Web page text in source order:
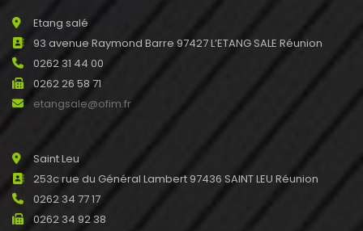
Etang salé
93 avenue Raymond Barre 97427 L’ETANG SALE Réunion
0262 31 44 00
0262 26 58 71
etangsale@ofim.fr
Saint Leu
253c rue du Général Lambert 97436 SAINT LEU Réunion
0262 34 77 17
0262 34 92 38